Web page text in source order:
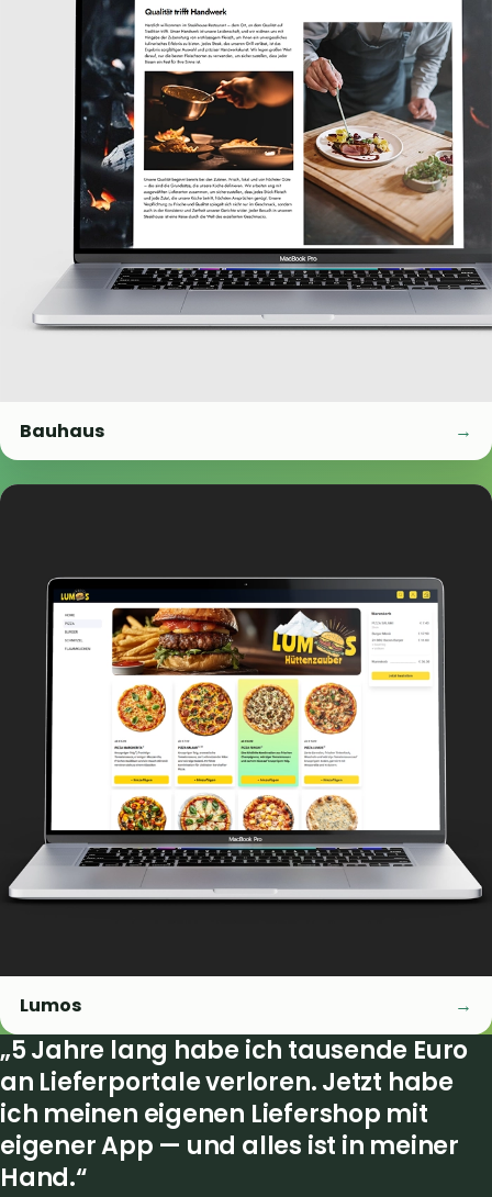
Bauhaus →
Lumos →
Das sagen unsere Kunden
„5 Jahre lang habe ich tausende Euro
an Lieferportale verloren. Jetzt habe
ich meinen eigenen Liefershop mit
eigener App — und alles ist in meiner
Hand.“